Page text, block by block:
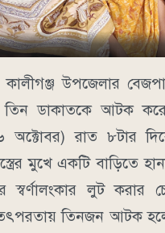
কালীগঞ্জ উপজেলার
তিন ডাকাতকে আটক
অক্টোবর) রাত ৮টার
মুখে একটি বাড়িতে
স্বর্ণালংকার লুট করার
তৎপরতায় তিনজন আটক